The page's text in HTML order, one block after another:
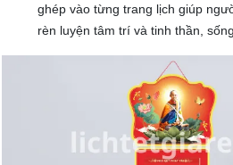
ghép vào từng trang lịch giúp
rèn luyện tâm trí và tinh thần,